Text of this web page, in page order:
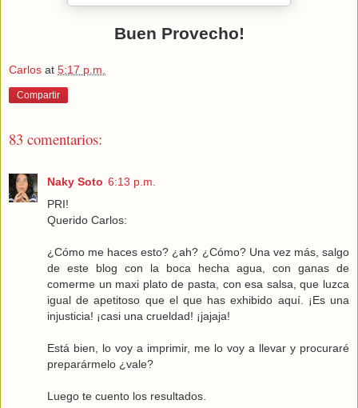
Buen Provecho!
Carlos at 5:17 p.m.
Compartir
83 comentarios:
Naky Soto 6:13 p.m.
PRI!
Querido Carlos:
¿Cómo me haces esto? ¿ah? ¿Cómo? Una vez más, salgo
de este blog con la boca hecha agua, con ganas de
comerme un maxi plato de pasta, con esa salsa, que luzca
igual de apetitoso que el que has exhibido aquí. ¡Es una
injusticia! ¡casi una crueldad! ¡jajaja!
Está bien, lo voy a imprimir, me lo voy a llevar y procuraré
preparármelo ¿vale?
Luego te cuento los resultados.